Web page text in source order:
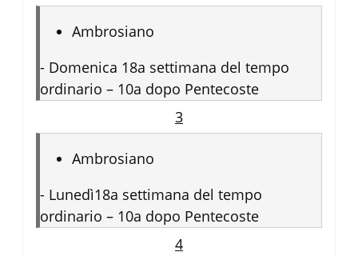
Ambrosiano
- Domenica 18a settimana del tempo
ordinario – 10a dopo Pentecoste
3
Ambrosiano
- Lunedì18a settimana del tempo
ordinario – 10a dopo Pentecoste
4